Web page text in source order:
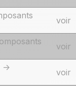
voir
voir
->
voir